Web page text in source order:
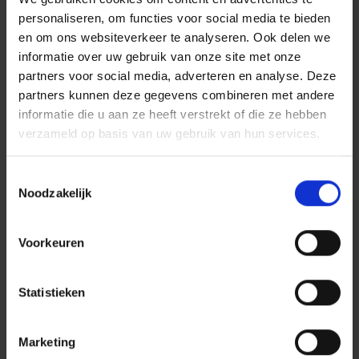
personaliseren, om functies voor social media te bieden
en om ons websiteverkeer te analyseren. Ook delen we
informatie over uw gebruik van onze site met onze
partners voor social media, adverteren en analyse. Deze
partners kunnen deze gegevens combineren met andere
informatie die u aan ze heeft verstrekt of die ze hebben
verzameld op basis van uw gebruik van hun services.
Noodzakelijk
Voorkeuren
Statistieken
Marketing
Bram van Vliet
Projectmanager
Regio'sUtrecht, Noord-Holland
Stuur mij een email
Contacteer mij via LinkedIn
30% CO2-uitstoot
zonder concessies